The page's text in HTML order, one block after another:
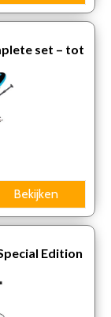
set – tot
Bekijken
Edition